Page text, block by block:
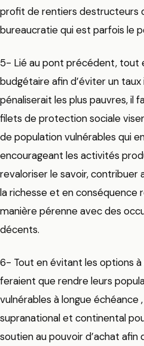
profit de rentiers destructeurs
bureaucratie qui est parfois le
5- Lié au pont précédent, tout
budgétaire afin d’éviter un
pénaliserait les plus pauvres, il
filets de protection sociale
de population vulnérables qui
encourageant les activités
revaloriser le savoir, contribuer
la richesse et en conséquence
manière pérenne avec des
décents.
6- Tout en évitant les options
feraient que rendre leurs
vulnérables à longue échéance
supranational et continental
soutien au pouvoir d’achat afin